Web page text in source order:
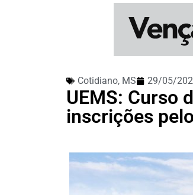
Cotidiano, MS 29/05/
UEMS: Curso
inscrições